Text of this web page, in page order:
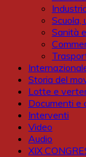
Scuola,
Sanità
Storia del
Lotte e
Documenti e
Interventi
Video
Audio
XIX